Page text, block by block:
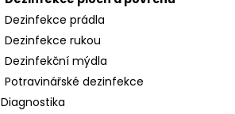
Dezinfekce prádla
Dezinfekce rukou
Dezinfekční mýdla
Potravinářské dezinfekce
Diagnostika